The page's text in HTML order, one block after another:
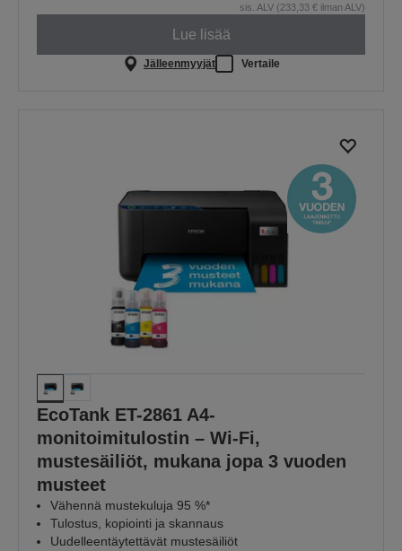
sis. ALV (233,33 € ilman ALV)
Lue lisää
Jälleenmyyjät Vertaile
EcoTank ET-2861 A4-
monitoimitulostin – Wi-Fi,
mustesäiliöt, mukana jopa 3 vuoden
musteet
Vähennä mustekuluja 95 %*
Tulostus, kopiointi ja skannaus
Uudelleentäytettävät mustesäiliöt